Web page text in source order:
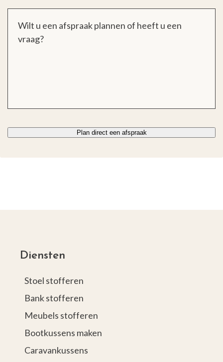
Diensten
Stoel stofferen
Bank stofferen
Meubels stofferen
Bootkussens maken
Caravankussens